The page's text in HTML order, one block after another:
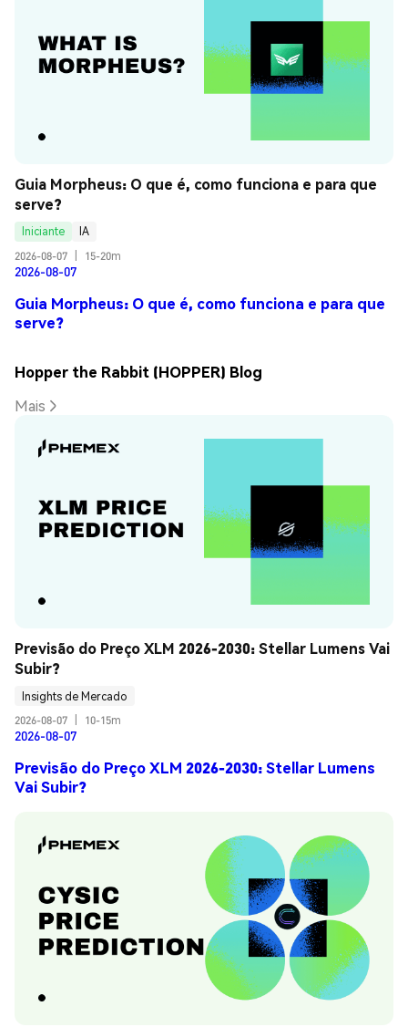
Guia Morpheus: O que é, como funciona e para que
serve?
Iniciante
IA
2026-08-07
15-20m
2026-08-07
Guia Morpheus: O que é, como funciona e para que
serve?
Hopper the Rabbit (HOPPER) Blog
Mais
Previsão do Preço XLM 2026-2030: Stellar Lumens Vai
Subir?
Insights de Mercado
2026-08-07
10-15m
2026-08-07
Previsão do Preço XLM 2026-2030: Stellar Lumens
Vai Subir?